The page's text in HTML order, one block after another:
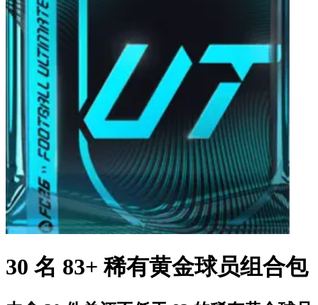
30 名 83+ 稀有黄金球员组合包